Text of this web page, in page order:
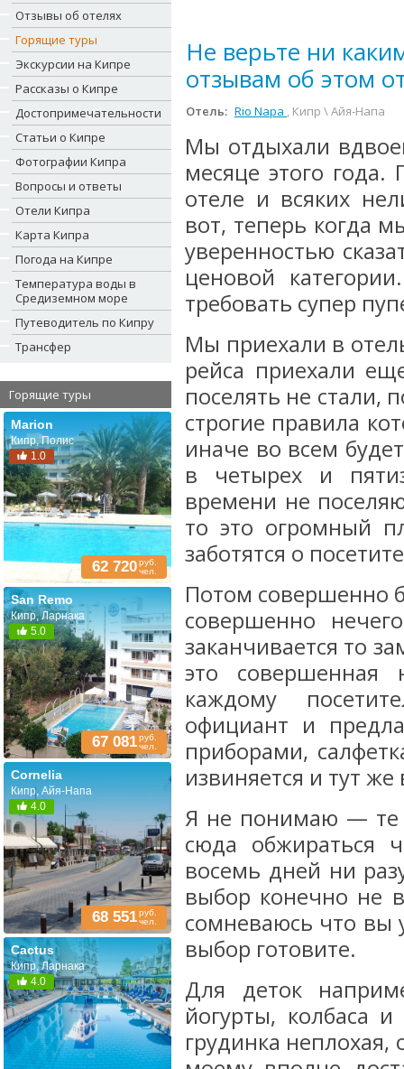
Отзывы об отелях
Горящие туры
Экскурсии на Кипре
Рассказы о Кипре
Достопримечательности
Статьи о Кипре
Фотографии Кипра
Вопросы и ответы
Отели Кипра
Карта Кипра
Погода на Кипре
Температура воды в
Средиземном море
Путеводитель по Кипру
Трансфер
Горящие туры
Marion
Кипр, Полис
1.0
62 720руб.
чел.
San Remo
Кипр, Ларнака
5.0
67 081руб.
чел.
Cornelia
Кипр, Айя-Напа
4.0
68 551руб.
чел.
Cactus
Кипр, Ларнака
4.0
Не верьте ни
отзывам об этом
Отель: Rio Napa , Кипр \ Айя-Напа
Мы отдыхали
месяце этого
отеле и всяких
вот, теперь когда
уверенностью
ценовой
требовать супер
Мы приехали в
рейса приехали
поселять не стали,
строгие правила
иначе во всем
в четырех и
времени не
то это огромный
заботятся о
Потом совершенно
совершенно
заканчивается то
это совершенная
каждому
официант и
приборами,
извиняется и тут же
Я не понимаю — те
сюда обжираться
восемь дней ни
выбор конечно не
сомневаюсь что вы
выбор готовите.
Для деток
йогурты, колбаса
грудинка